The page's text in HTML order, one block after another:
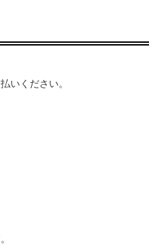
いください。